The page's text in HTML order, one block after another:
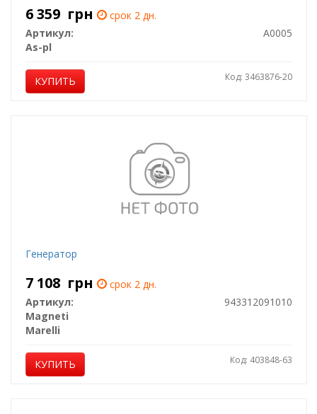
6 359 грн
срок 2 дн.
Артикул:
A0005
As-pl
КУПИТЬ Код: 3463876-20
Генератор
7 108 грн
срок 2 дн.
Артикул:
943312091010
Magneti
Marelli
КУПИТЬ Код: 403848-63